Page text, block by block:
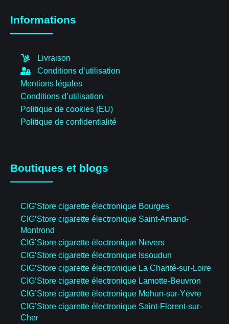
Informations
Livraison
Conditions d’utilisation
Mentions légales
Conditions d’utilisation
Politique de cookies (EU)
Politique de confidentialité
Boutiques et blogs
CIG’Store cigarette électronique Bourges
CIG’Store cigarette électronique Saint-Amand-
Montrond
CIG’Store cigarette électronique Nevers
CIG’Store cigarette électronique Issoudun
CIG’Store cigarette électronique La Charité-sur-Loire
CIG’Store cigarette électronique Lamotte-Beuvron
CIG’Store cigarette électronique Mehun-sur-Yèvre
CIG’Store cigarette électronique Saint-Florent-sur-
Cher